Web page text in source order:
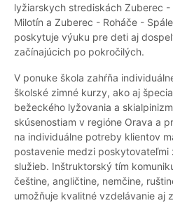
lyžiarskych strediskách Zuberec
Milotín a Zuberec - Roháče -
poskytuje výuku pre deti aj
začínajúcich po pokročilých.
V ponuke škola zahŕňa
školské zimné kurzy, ako aj
bežeckého lyžovania a
skúsenostiam v regióne Orava a
na individuálne potreby klientov
postavenie medzi
služieb. Inštruktorský tím
češtine, angličtine, nemčine,
umožňuje kvalitné vzdelávanie aj